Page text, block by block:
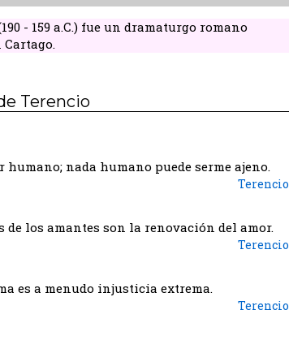
- 159 a.C.) fue un dramaturgo romano
Terencio
humano; nada humano puede serme ajeno.
Terencio
de los amantes son la renovación del amor.
Terencio
es a menudo injusticia extrema.
Terencio